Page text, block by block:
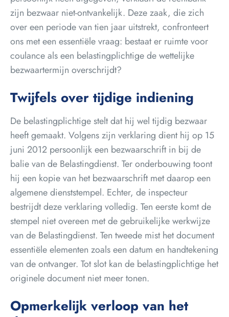
zijn bezwaar niet-ontvankelijk. Deze zaak, die zich
over een periode van tien jaar uitstrekt, confronteert
ons met een essentiële vraag: bestaat er ruimte voor
coulance als een belastingplichtige de wettelijke
bezwaartermijn overschrijdt?
Twijfels over tijdige indiening
De belastingplichtige stelt dat hij wel tijdig bezwaar
heeft gemaakt. Volgens zijn verklaring dient hij op 15
juni 2012 persoonlijk een bezwaarschrift in bij de
balie van de Belastingdienst. Ter onderbouwing toont
hij een kopie van het bezwaarschrift met daarop een
algemene dienststempel. Echter, de inspecteur
bestrijdt deze verklaring volledig. Ten eerste komt de
stempel niet overeen met de gebruikelijke werkwijze
van de Belastingdienst. Ten tweede mist het document
essentiële elementen zoals een datum en handtekening
van de ontvanger. Tot slot kan de belastingplichtige het
originele document niet meer tonen.
Opmerkelijk verloop van het